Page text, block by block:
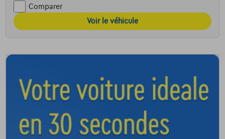
Comparer
Voir le véhicule